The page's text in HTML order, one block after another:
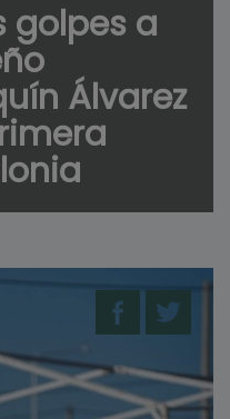
golpes a
Álvarez